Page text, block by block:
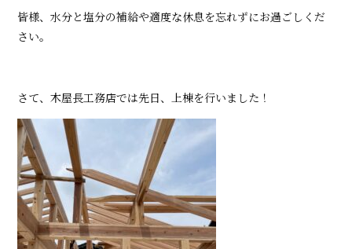
皆様、水分と塩分の補給や適度な休息を忘れずにお過ごしくだ
さい。
さて、木屋長工務店では先日、上棟を行いました！